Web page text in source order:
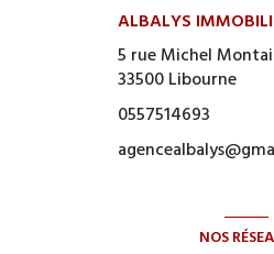
ALBALYS
5 rue Michel
33500Libourne
0557514693
NOS